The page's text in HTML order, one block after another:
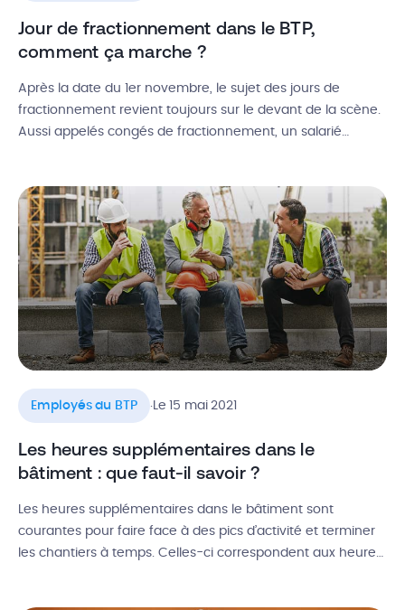
Jour de fractionnement dans le BTP,
comment ça marche ?
Après la date du 1er novembre, le sujet des jours de
fractionnement revient toujours sur le devant de la scène.
Aussi appelés congés de fractionnement, un salarié
de jours de congés supplémentaires. Mais qu’est-ce que
c’est […]
Employés du BTP . Le 15 mai 2021
Les heures supplémentaires dans le
bâtiment : que faut-il savoir ?
Les heures supplémentaires dans le bâtiment sont
courantes pour faire face à des pics d’activité et terminer
les chantiers à temps. Celles-ci correspondent aux heures